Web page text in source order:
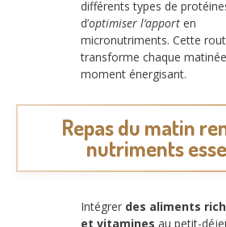
différents types de
d’optimiser l’apport en
micronutriments. Cette
transforme chaque
moment énergisant.
Repas du matin
nutriments
Intégrer des aliments
et vitamines au petit-